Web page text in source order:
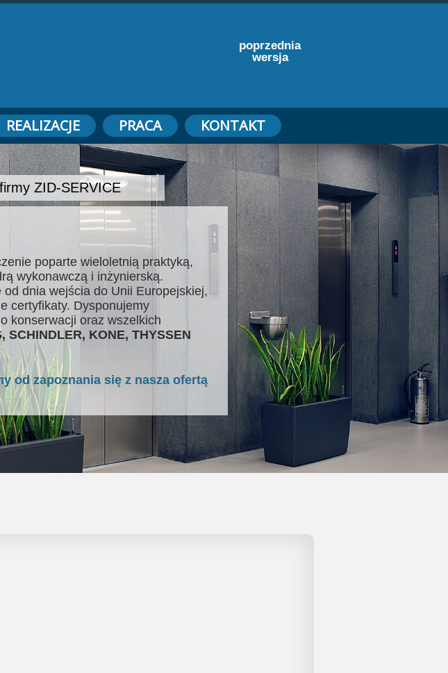
poprzednia
wersja
REALIZACJE PRACA KONTAKT
ZID-SERVICE
poparte wieloletnią praktyką,
wykonawczą i inżynierską.
od dnia wejścia do Unii Europejskiej,
certyfikaty. Dysponujemy
konserwacji oraz wszelkich
SCHINDLER, KONE, THYSSEN
od zapoznania się z nasza ofertą